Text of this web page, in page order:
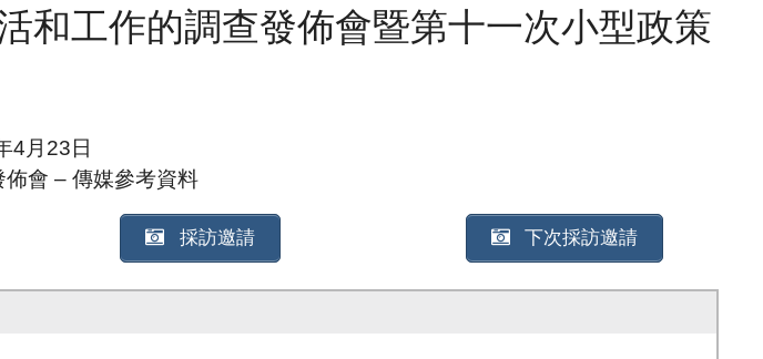
和工作的調查發佈會暨第十一次小型政策
4月23日
會 – 傳媒參考資料
採訪邀請 下次採訪邀請